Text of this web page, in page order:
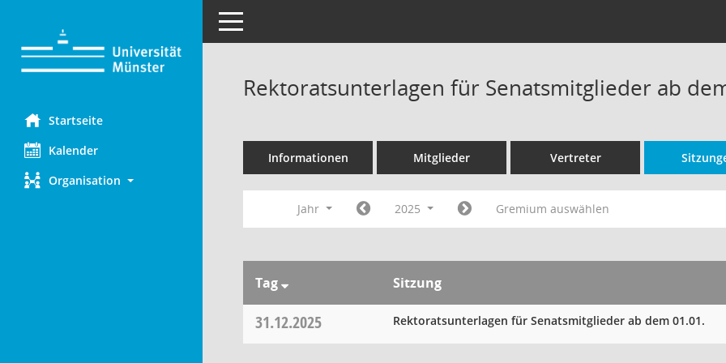
Startseite
Kalender
Organisation
Toggle navigation
Rektoratsunterlagen für Senatsmitglieder ab
Informationen Mitglieder Vertreter
Jahr 2025 Gremium auswählen
Tag Sitzung
31.12.2025 Rektoratsunterlagen für Senatsmitglieder ab dem 01.01.